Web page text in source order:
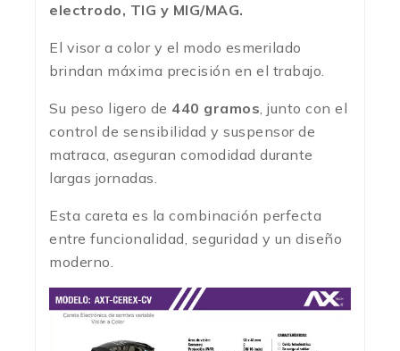
electrodo, TIG y MIG/MAG.
El visor a color y el modo esmerilado
brindan máxima precisión en el trabajo.
Su peso ligero de 440 gramos, junto con el
control de sensibilidad y suspensor de
matraca, aseguran comodidad durante
largas jornadas.
Esta careta es la combinación perfecta
entre funcionalidad, seguridad y un diseño
moderno.